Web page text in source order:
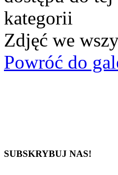
Zdjęć we
Powróć do
SUBSKRYBUJ NAS!